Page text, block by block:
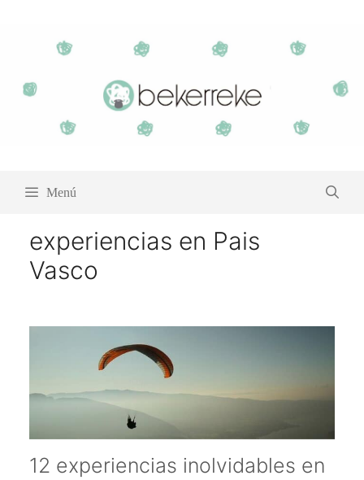
contenido
Menú
experiencias en Pais
Vasco
12 experiencias inolvidables en